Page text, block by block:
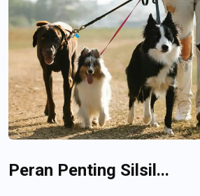
Peran Penting Silsil...